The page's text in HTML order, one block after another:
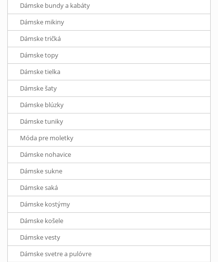
Dámske bundy a kabáty
Dámske mikiny
Dámske tričká
Dámske topy
Dámske tielka
Dámske šaty
Dámske blúzky
Dámske tuniky
Móda pre moletky
Dámske nohavice
Dámske sukne
Dámske saká
Dámske kostýmy
Dámske košele
Dámske vesty
Dámske svetre a pulóvre